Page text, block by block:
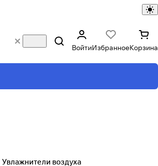
ВойтиИзбранноеКорзина
Увлажнители воздуха